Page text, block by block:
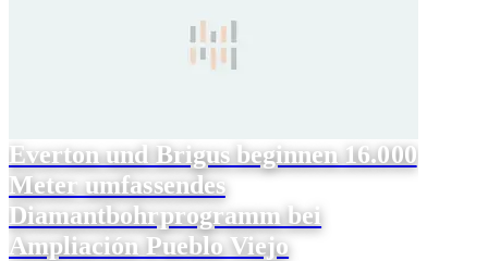
Everton und Brigus beginnen 16.000
Meter umfassendes
Diamantbohrprogramm bei
Ampliación Pueblo Viejo